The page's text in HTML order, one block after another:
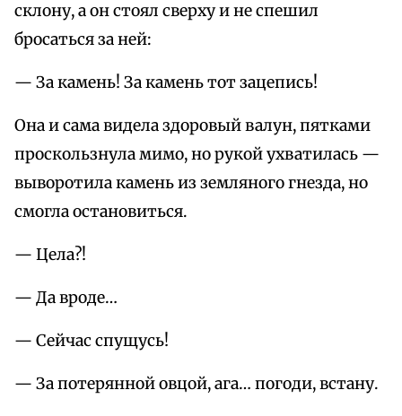
склону, а он стоял сверху и не спешил
бросаться за ней:
— За камень! За камень тот зацепись!
Она и сама видела здоровый валун, пятками
проскользнула мимо, но рукой ухватилась —
выворотила камень из земляного гнезда, но
смогла остановиться.
— Цела?!
— Да вроде…
— Сейчас спущусь!
— За потерянной овцой, ага… погоди, встану.